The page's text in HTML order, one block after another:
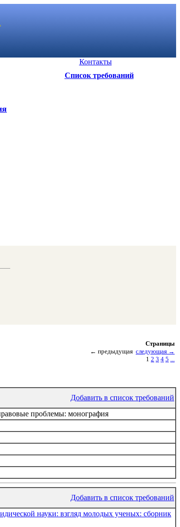
Контакты
Список требований
Страницы
← предыдущая следующая →
1 2 3 4 5
Добавить в список требований
проблемы: монография
Добавить в список требований
науки: взгляд молодых ученых: сборник